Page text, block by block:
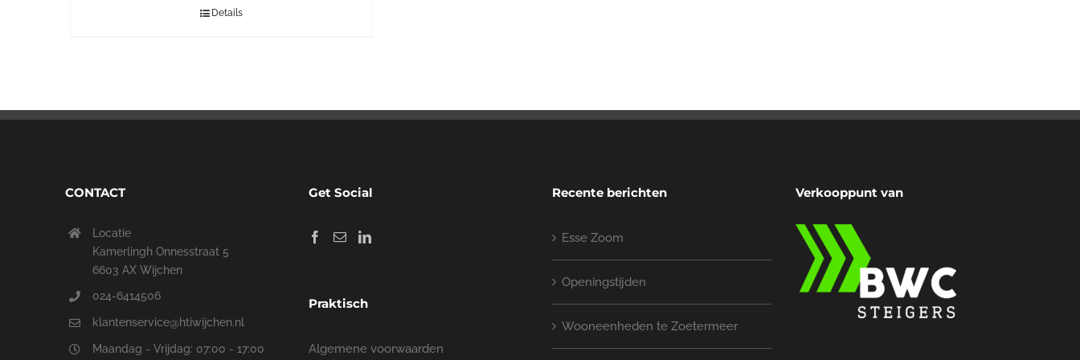
Details
CONTACT
Locatie
Kamerlingh Onnesstraat 5
6603 AX Wijchen
024-6414506
klantenservice@htiwijchen.nl
Maandag - Vrijdag: 07:00 - 17:00
Get Social
Praktisch
Algemene voorwaarden
Recente berichten
Esse Zoom
Openingstijden
Wooneenheden te Zoetermeer
Verkooppunt van